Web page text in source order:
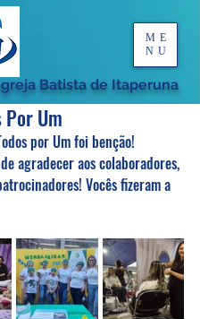
Batista de Itaperuna
ME
NU
Por Um
por Um foi benção!
agradecer aos colaboradores,
Vocês fizeram a